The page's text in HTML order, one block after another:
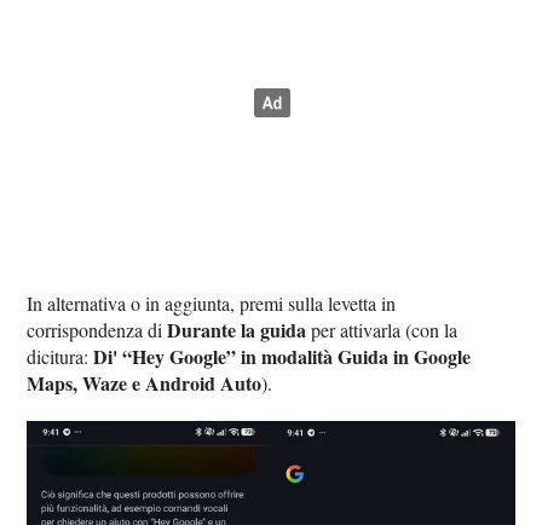
In alternativa o in aggiunta, premi sulla levetta in
corrispondenza diDurante la guidaper attivarla (con la
dicitura:Di' “Hey Google” in modalità Guida in Google
Maps, Waze e Android Auto).